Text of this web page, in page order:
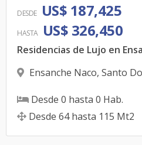
DESDE US$ 187,425
HASTA US$ 326,450
Residencias de Lujo en
Ensanche Naco, Santo
Desde 0 hasta 0 Hab.
Desde 64 hasta 115 Mt2